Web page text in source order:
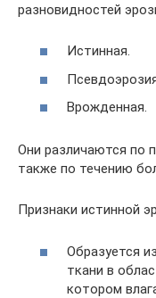
разновидностей
Истинная.
Врожденная.
Они различаются по
также по течению
Признаки истинной
Образуется
ткани в
котором